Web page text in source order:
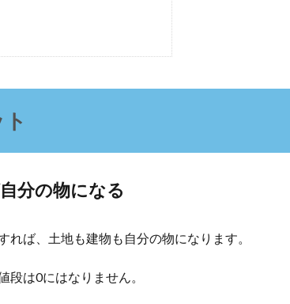
分の物になる
れば、土地も建物も自分の物になります。
段は0にはなりません。